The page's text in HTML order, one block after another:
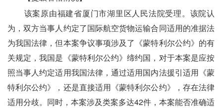
该案原由福建省厦门市湖里区人民法院受理。该院认
为，双方当事人约定了国际航空货物运输合同适用的准据法
为我国法律，但本案争议事项涉及了《蒙特利尔公约》的有
关规定，我国是《蒙特利尔公约》缔约国，对于本案是应按
照当事人约定适用我国法律，通过适用国内法援引适用《蒙
特利尔公约》，还是直接适用《蒙特利尔公约》，存在法律
适用分歧。同时，本案涉及类案多达42件，本案能否准确适